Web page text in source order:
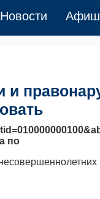
Новости
и
по